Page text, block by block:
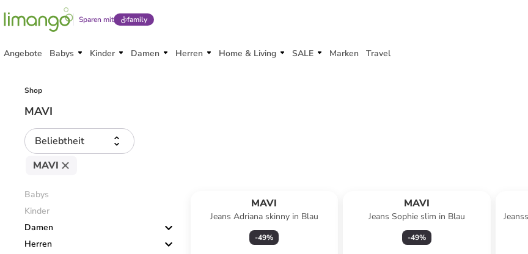
Sparen mit family
Angebote Babys Kinder Damen Herren Home & Living SALE Marken Travel
Shop
MAVI
Beliebtheit
MAVI
Babys
Kinder
Damen
Herren
MAVI
Jeans Adriana skinny in Blau
-49%
MAVI
Jeans Sophie slim in Blau
-49%